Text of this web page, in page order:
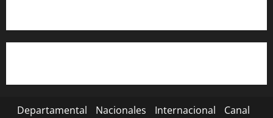
Departamental Nacionales Internacional Canal